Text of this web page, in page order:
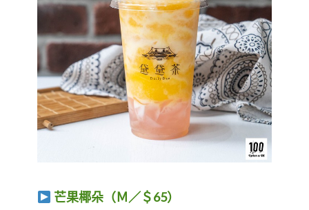
芒果椰朵（Ｍ／＄65）